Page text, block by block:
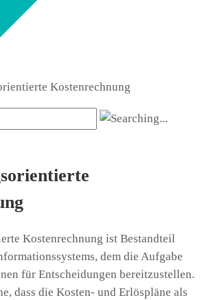
Kostenrechnung
Kostenrechnung ist Bestandteil
dem die Aufgabe
für Entscheidungen bereitzustellen.
dass die Kosten- und Erlöspläne als